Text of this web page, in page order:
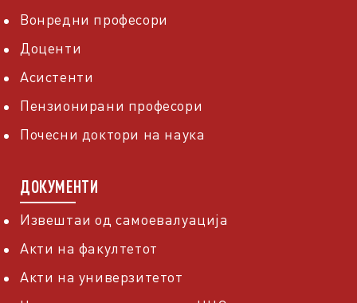
Вонредни професори
Доценти
Асистенти
Пензионирани професори
Почесни доктори на наука
ДОКУМЕНТИ
Извештаи од самоевалуација
Акти на факултетот
Акти на универзитетот